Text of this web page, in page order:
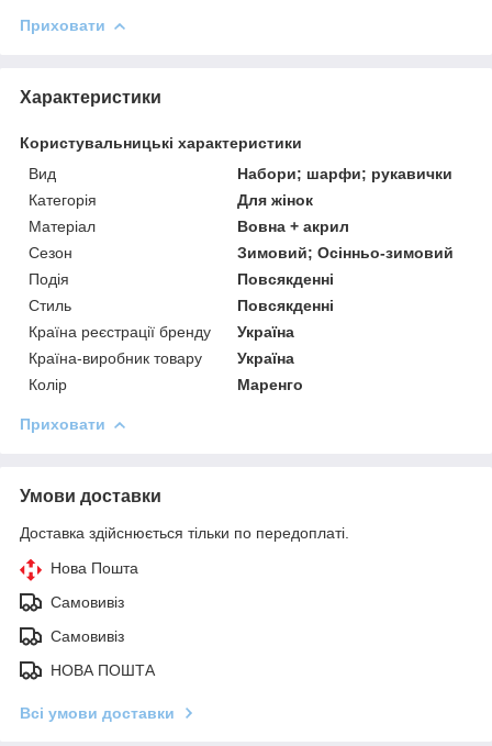
Приховати
Характеристики
Користувальницькі характеристики
Вид
Набори; шарфи; рукавички
Категорія
Для жінок
Матеріал
Вовна + акрил
Сезон
Зимовий; Осінньо-зимовий
Подія
Повсякденні
Стиль
Повсякденні
Країна реєстрації бренду
Україна
Країна-виробник товару
Україна
Колір
Маренго
Приховати
Умови доставки
Доставка здійснюється тільки по передоплаті.
Нова Пошта
Самовивіз
Самовивіз
НОВА ПОШТА
Всі умови доставки